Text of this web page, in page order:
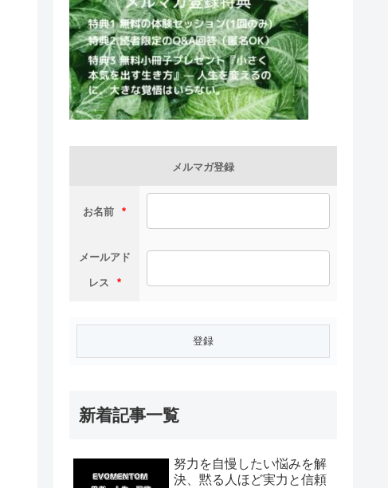
メルマガ登録
お名前 *
メールアド
レス *
新着記事一覧
努力を自慢したい悩みを解
決、黙る人ほど実力と信頼